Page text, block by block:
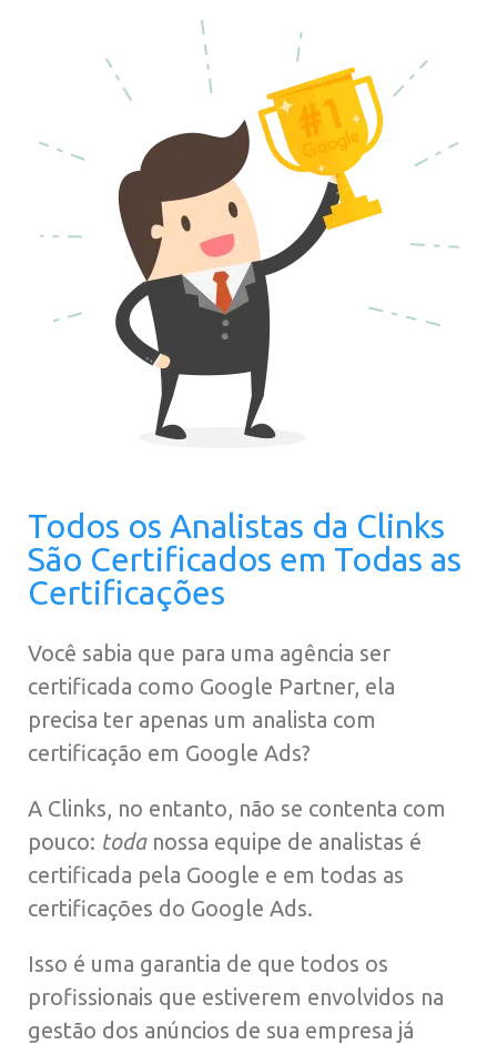
Todos os Analistas da Clinks
São Certificados em Todas as
Certificações
Você sabia que para uma agência ser
certificada como Google Partner, ela
precisa ter apenas um analista com
certificação em Google Ads?
A Clinks, no entanto, não se contenta com
pouco: todanossa equipe de analistas é
certificada pela Google e em todas as
certificações do Google Ads.
Isso é uma garantia de que todos os
profissionais que estiverem envolvidos na
gestão dos anúncios de sua empresa já